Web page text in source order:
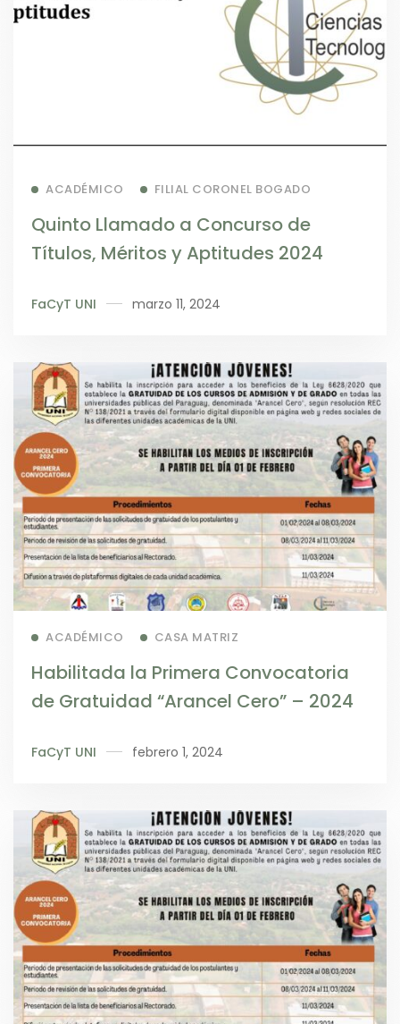
ACADÉMICO FILIAL CORONEL BOGADO
Quinto Llamado a Concurso de
Títulos, Méritos y Aptitudes 2024
FaCyT UNI marzo 11, 2024
Read more
ACADÉMICO CASA MATRIZ
Habilitada la Primera Convocatoria
de Gratuidad “Arancel Cero” – 2024
FaCyT UNI febrero 1, 2024